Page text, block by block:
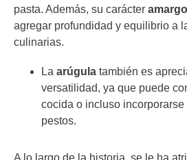
pasta. Además, su carácter
agregar profundidad y equilibrio a
culinarias.
La arúgula también es
versatilidad, ya que puede
cocida o incluso
pestos.